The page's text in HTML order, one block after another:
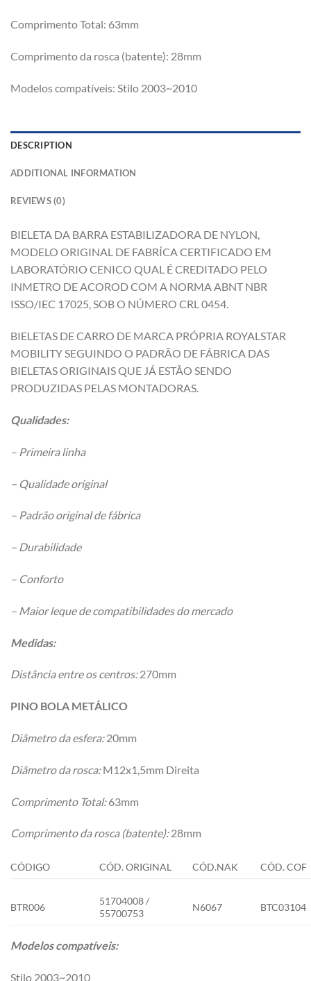
Comprimento Total: 63mm
Comprimento da rosca (batente): 28mm
Modelos compatíveis: Stilo 2003~2010
DESCRIPTION
ADDITIONAL INFORMATION
REVIEWS (0)
BIELETA DA BARRA ESTABILIZADORA DE NYLON,
MODELO ORIGINAL DE FABRÍCA CERTIFICADO EM
LABORATÓRIO CENICO QUAL É CREDITADO PELO
INMETRO DE ACOROD COM A NORMA ABNT NBR
ISSO/IEC 17025, SOB O NÚMERO CRL 0454.
BIELETAS DE CARRO DE MARCA PRÓPRIA ROYALSTAR
MOBILITY SEGUINDO O PADRÃO DE FÁBRICA DAS
BIELETAS ORIGINAIS QUE JÁ ESTÃO SENDO
PRODUZIDAS PELAS MONTADORAS.
Qualidades:
– Primeira linha
– Qualidade original
– Padrão original de fábrica
– Durabilidade
– Conforto
– Maior leque de compatibilidades do mercado
Medidas:
Distância entre os centros:270mm
PINO BOLA METÁLICO
Diâmetro da esfera:20mm
Diâmetro da rosca:M12x1,5mm Direita
Comprimento Total:63mm
Comprimento da rosca (batente):28mm
CÓDIGO CÓD. ORIGINAL CÓD.NAK CÓD. COF
BTR006
51704008 /
55700753
N6067 BTC03104
Modelos compatíveis:
Stilo 2003~2010